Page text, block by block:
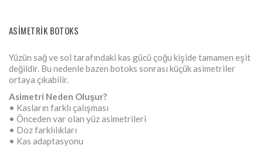
ASIMETRIK BOTOKS
Yüzün sağ ve sol tarafındaki kas gücü çoğu kişide tamamen eşit
değildir. Bu nedenle bazen botoks sonrası küçük asimetriler
ortaya çıkabilir.
Asimetri Neden Oluşur?
• Kasların farklı çalışması
• Önceden var olan yüz asimetrileri
• Doz farklılıkları
• Kas adaptasyonu